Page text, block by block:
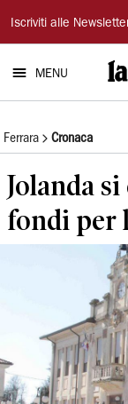
La
Nuova
Ferrara
Iscriviti alle
MENU
Ferrara Cronaca
Jolanda
fondi per